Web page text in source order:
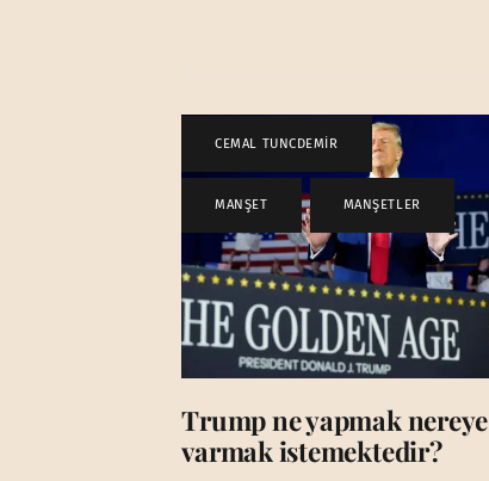
CEMAL TUNCDEMİR ,
MANŞET , MANŞETLER
Trump ne yapmak nereye
varmak istemektedir?